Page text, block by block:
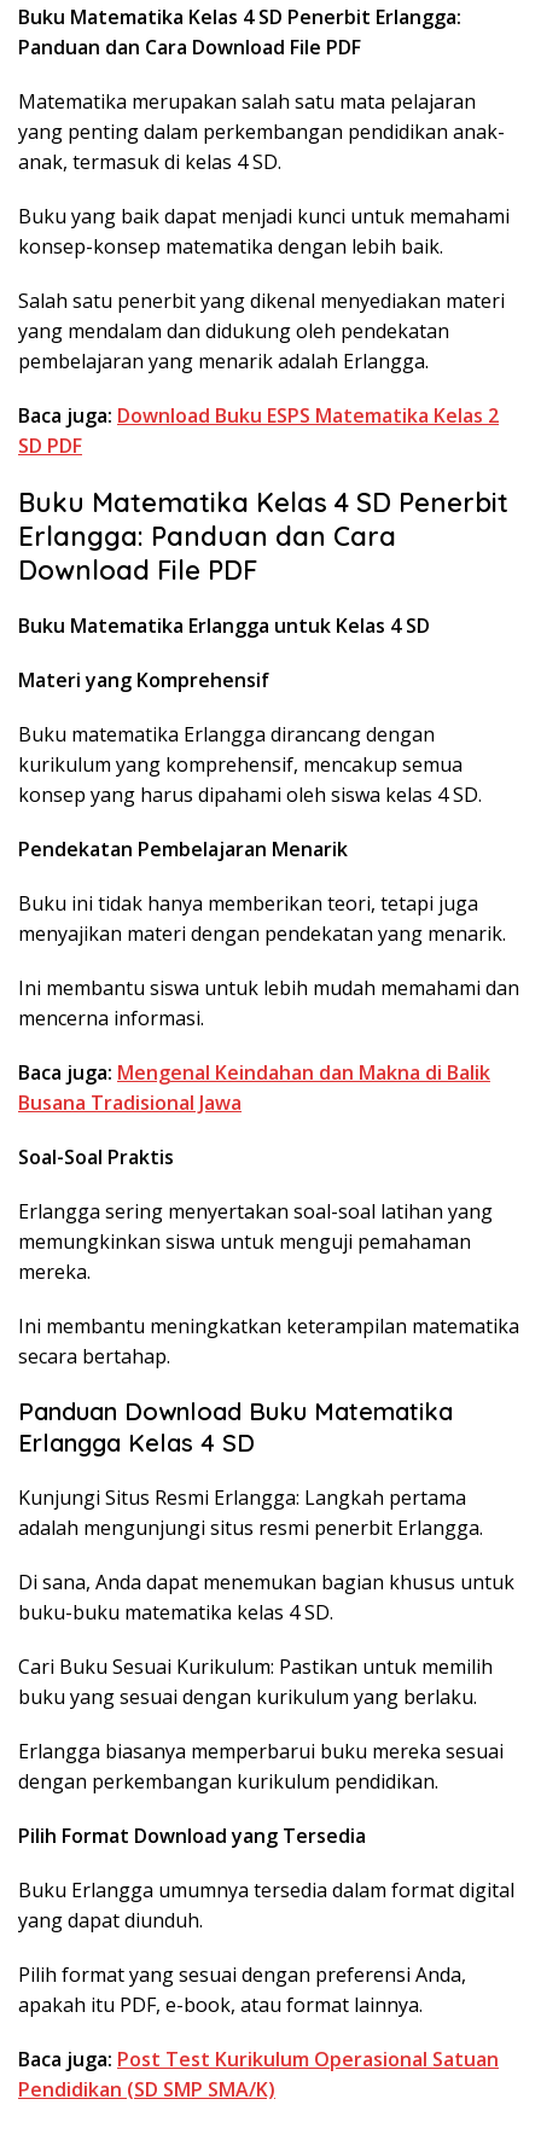
Buku Matematika Kelas 4 SD Penerbit Erlangga:
Panduan dan Cara Download File PDF
Matematika merupakan salah satu mata pelajaran
yang penting dalam perkembangan pendidikan anak-
anak, termasuk di kelas 4 SD.
Buku yang baik dapat menjadi kunci untuk memahami
konsep-konsep matematika dengan lebih baik.
Salah satu penerbit yang dikenal menyediakan materi
yang mendalam dan didukung oleh pendekatan
pembelajaran yang menarik adalah Erlangga.
Baca juga: Download Buku ESPS Matematika Kelas 2
SD PDF
Buku Matematika Kelas 4 SD Penerbit
Erlangga: Panduan dan Cara
Download File PDF
Buku Matematika Erlangga untuk Kelas 4 SD
Materi yang Komprehensif
Buku matematika Erlangga dirancang dengan
kurikulum yang komprehensif, mencakup semua
konsep yang harus dipahami oleh siswa kelas 4 SD.
Pendekatan Pembelajaran Menarik
Buku ini tidak hanya memberikan teori, tetapi juga
menyajikan materi dengan pendekatan yang menarik.
Ini membantu siswa untuk lebih mudah memahami dan
mencerna informasi.
Baca juga: Mengenal Keindahan dan Makna di Balik
Busana Tradisional Jawa
Soal-Soal Praktis
Erlangga sering menyertakan soal-soal latihan yang
memungkinkan siswa untuk menguji pemahaman
mereka.
Ini membantu meningkatkan keterampilan matematika
secara bertahap.
Panduan Download Buku Matematika
Erlangga Kelas 4 SD
Kunjungi Situs Resmi Erlangga: Langkah pertama
adalah mengunjungi situs resmi penerbit Erlangga.
Di sana, Anda dapat menemukan bagian khusus untuk
buku-buku matematika kelas 4 SD.
Cari Buku Sesuai Kurikulum: Pastikan untuk memilih
buku yang sesuai dengan kurikulum yang berlaku.
Erlangga biasanya memperbarui buku mereka sesuai
dengan perkembangan kurikulum pendidikan.
Pilih Format Download yang Tersedia
Buku Erlangga umumnya tersedia dalam format digital
yang dapat diunduh.
Pilih format yang sesuai dengan preferensi Anda,
apakah itu PDF, e-book, atau format lainnya.
Baca juga: Post Test Kurikulum Operasional Satuan
Pendidikan (SD SMP SMA/K)